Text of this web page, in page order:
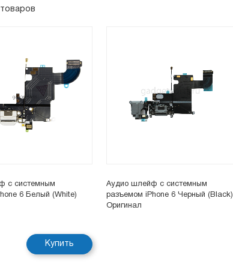
с системным
6 Белый (White)
Купить
Аудио шлейф с системным
разъемом iPhone 6 Черный (Black)
Оригинал